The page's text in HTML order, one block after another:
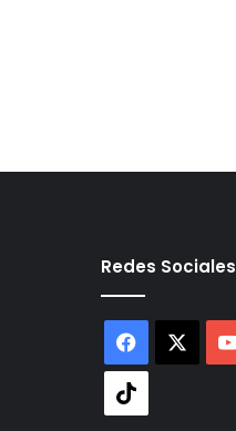
Redes Sociales
Facebook